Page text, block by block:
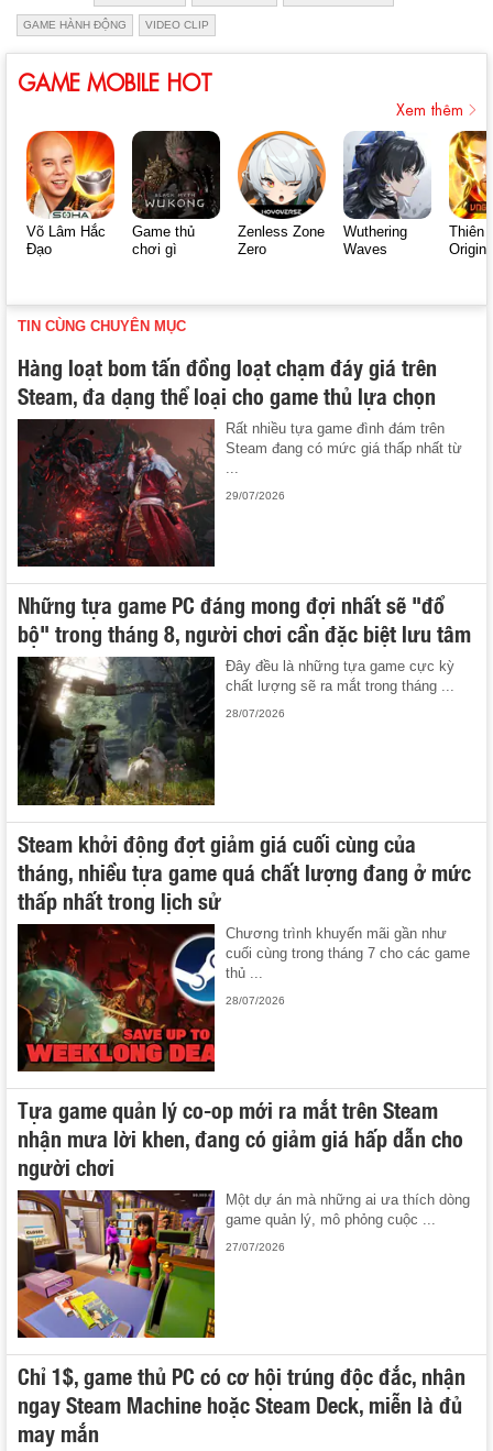
GAME HÀNH ĐỘNG VIDEO CLIP
GAME MOBILE HOT
Xem thêm
Võ Lâm Hắc
Đạo
Game thủ
chơi gì
Zenless Zone
Zero
Wuthering
Waves
Thiên
Origin
TIN CÙNG CHUYÊN MỤC
Hàng loạt bom tấn đồng loạt chạm đáy giá trên
Steam, đa dạng thể loại cho game thủ lựa chọn
Rất nhiều tựa game đình đám trên
Steam đang có mức giá thấp nhất từ
29/07/2026
Những tựa game PC đáng mong đợi nhất sẽ "đổ
bộ" trong tháng 8, người chơi cần đặc biệt lưu tâm
Đây đều là những tựa game cực kỳ
chất lượng sẽ ra mắt trong tháng ...
28/07/2026
Steam khởi động đợt giảm giá cuối cùng của
tháng, nhiều tựa game quá chất lượng đang ở mức
thấp nhất trong lịch sử
Chương trình khuyến mãi gần như
cuối cùng trong tháng 7 cho các game
thủ ...
28/07/2026
Tựa game quản lý co-op mới ra mắt trên Steam
nhận mưa lời khen, đang có giảm giá hấp dẫn cho
người chơi
Một dự án mà những ai ưa thích dòng
game quản lý, mô phỏng cuộc ...
27/07/2026
Chỉ 1$, game thủ PC có cơ hội trúng độc đắc, nhận
ngay Steam Machine hoặc Steam Deck, miễn là đủ
may mắn